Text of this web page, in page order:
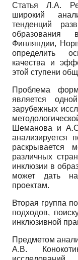
Статья Л.А.
широкий
тенденций
Финляндии,
определить
качества и
этой ступени
Проблема
является
зарубежных
Шеманова и
анализируется
раскрывается
различных
инклюзии в
может дать
проектам.
Вторая группа
подходов,
инклюзивной
Предметом
А.В.